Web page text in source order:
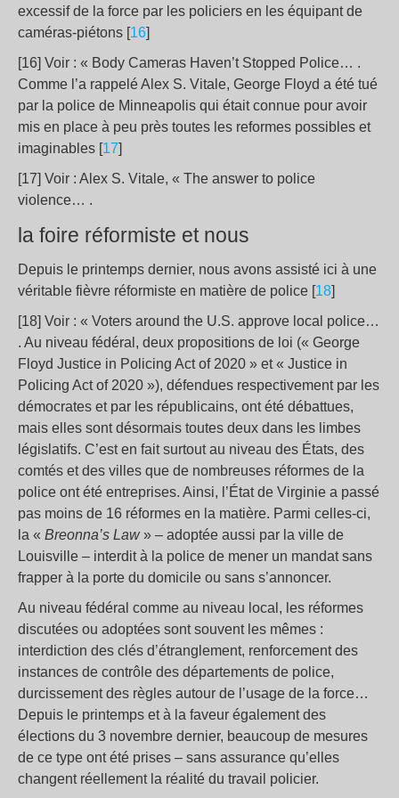
excessif de la force par les policiers en les équipant de
caméras-piétons [16]
[16] Voir : « Body Cameras Haven’t Stopped Police… .
Comme l’a rappelé Alex S. Vitale, George Floyd a été tué
par la police de Minneapolis qui était connue pour avoir
mis en place à peu près toutes les reformes possibles et
imaginables [17]
[17] Voir : Alex S. Vitale, « The answer to police
violence… .
la foire réformiste et nous
Depuis le printemps dernier, nous avons assisté ici à une
véritable fièvre réformiste en matière de police [18]
[18] Voir : « Voters around the U.S. approve local police…
. Au niveau fédéral, deux propositions de loi (« George
Floyd Justice in Policing Act of 2020 » et « Justice in
Policing Act of 2020 »), défendues respectivement par les
démocrates et par les républicains, ont été débattues,
mais elles sont désormais toutes deux dans les limbes
législatifs. C’est en fait surtout au niveau des États, des
comtés et des villes que de nombreuses réformes de la
police ont été entreprises. Ainsi, l’État de Virginie a passé
pas moins de 16 réformes en la matière. Parmi celles-ci,
la « Breonna’s Law» – adoptée aussi par la ville de
Louisville – interdit à la police de mener un mandat sans
frapper à la porte du domicile ou sans s’annoncer.
Au niveau fédéral comme au niveau local, les réformes
discutées ou adoptées sont souvent les mêmes :
interdiction des clés d’étranglement, renforcement des
instances de contrôle des départements de police,
durcissement des règles autour de l’usage de la force…
Depuis le printemps et à la faveur également des
élections du 3 novembre dernier, beaucoup de mesures
de ce type ont été prises – sans assurance qu’elles
changent réellement la réalité du travail policier.